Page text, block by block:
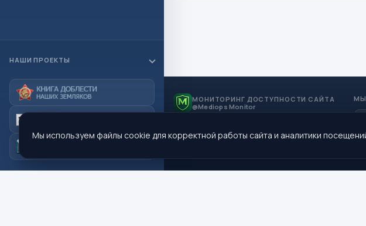
НАШИ ПРОЕКТЫ
МОНИТОРИНГ ДОСТУПНОСТИ САЙТА
@Mediops Monitor
МЫ
Мы используем файлы cookie для корректной работы сайта и аналитики